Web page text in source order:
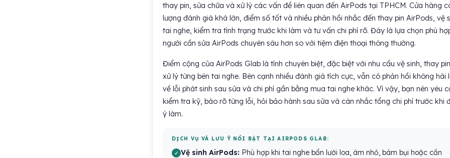
thay pin, sửa chữa và xử lý các vấn đề liên quan đến AirPods tại TPHCM. Cửa hàng
lượng đánh giá khá lớn, điểm số tốt và nhiều phản hồi nhắc đến thay pin AirPods, vệ
tai nghe, kiểm tra tình trạng trước khi làm và tư vấn chi phí rõ. Đây là lựa chọn phù
người cần sửa AirPods chuyên sâu hơn so với tiệm điện thoại thông thường.
Điểm cộng của AirPods Glab là tính chuyên biệt, đặc biệt với nhu cầu vệ sinh, thay
xử lý từng bên tai nghe. Bên cạnh nhiều đánh giá tích cực, vẫn có phản hồi không hài
về lỗi phát sinh sau sửa và chi phí gần bằng mua tai nghe khác. Vì vậy, bạn nên yêu
kiểm tra kỹ, báo rõ từng lỗi, hỏi bảo hành sau sửa và cân nhắc tổng chi phí trước khi
ý làm.
DỊCH VỤ VÀ LƯU Ý NỔI BẬT TẠI AIRPODS GLAB:
Vệ sinh AirPods: Phù hợp khi tai nghe bẩn lưới loa, âm nhỏ, bám bụi hoặc cần